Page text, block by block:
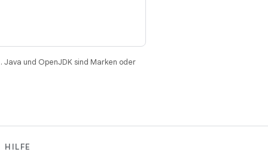
und OpenJDK sind Marken oder
HILFE